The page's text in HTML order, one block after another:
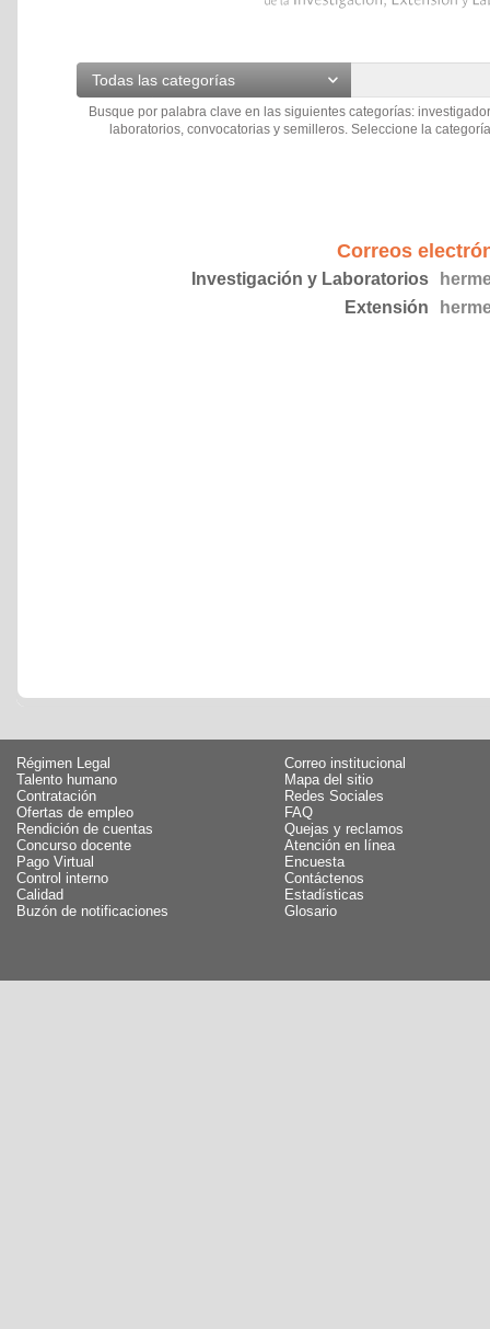
Todas las categorías
Busque por palabra clave en las siguientes categorías:
laboratorios, convocatorias y semilleros. Seleccione la
Correos
Investigación y Laboratorios
Extensión
Régimen Legal
Talento humano
Contratación
Ofertas de empleo
Rendición de cuentas
Concurso docente
Pago Virtual
Control interno
Calidad
Buzón de notificaciones
Correo institucional
Mapa del sitio
Redes Sociales
FAQ
Quejas y reclamos
Atención en línea
Encuesta
Contáctenos
Estadísticas
Glosario